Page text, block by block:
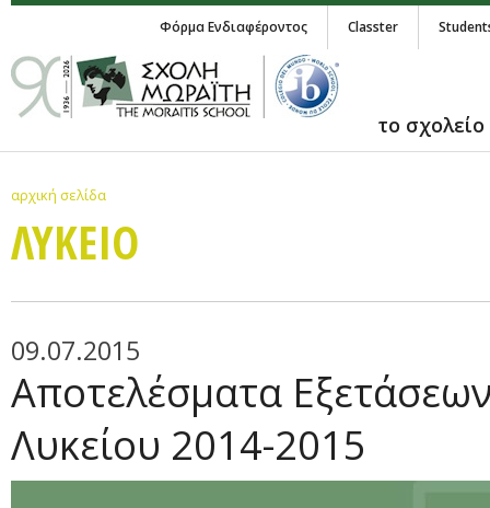
Φόρμα Ενδιαφέροντος Classter
το σχολείο
αρχική σελίδα
ΛΥΚΕΙΟ
09.07.2015
Αποτελέσματα
Λυκείου 2014-2015